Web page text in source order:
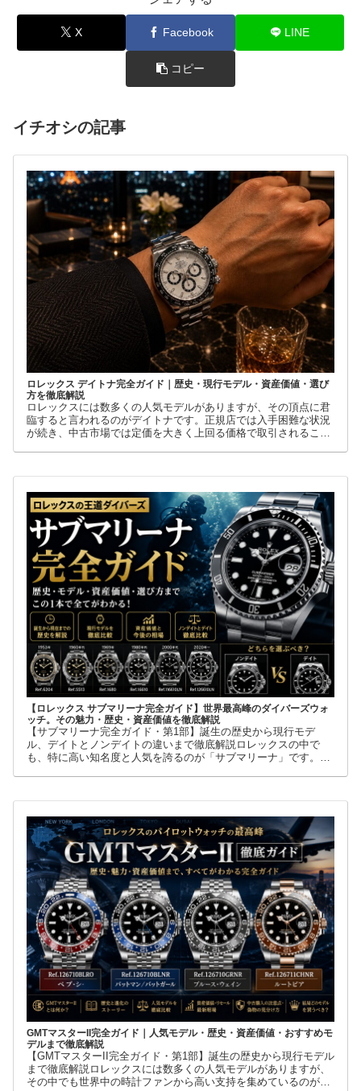
X Facebook LINE
コピー
イチオシの記事
ロレックス デイトナ完全ガイド｜歴史・現行モデル・資産価値・選び
方を徹底解説
ロレックスには数多くの人気モデルがありますが、その頂点に君
臨すると言われるのがデイトナです。正規店では入手困難な状況
が続き、中古市場では定価を大きく上回る価格で取引されること
【ロレックス サブマリーナ完全ガイド】世界最高峰のダイバーズウォ
ッチ。その魅力・歴史・資産価値を徹底解説
【サブマリーナ完全ガイド・第1部】誕生の歴史から現行モデ
ル、デイトとノンデイトの違いまで徹底解説ロレックスの中で
も、特に高い知名度と人気を誇るのが「サブマリーナ」です。高
GMTマスターII完全ガイド｜人気モデル・歴史・資産価値・おすすめモ
デルまで徹底解説
【GMTマスターII完全ガイド・第1部】誕生の歴史から現行モデル
まで徹底解説ロレックスには数多くの人気モデルがありますが、
その中でも世界中の時計ファンから高い支持を集めているのが